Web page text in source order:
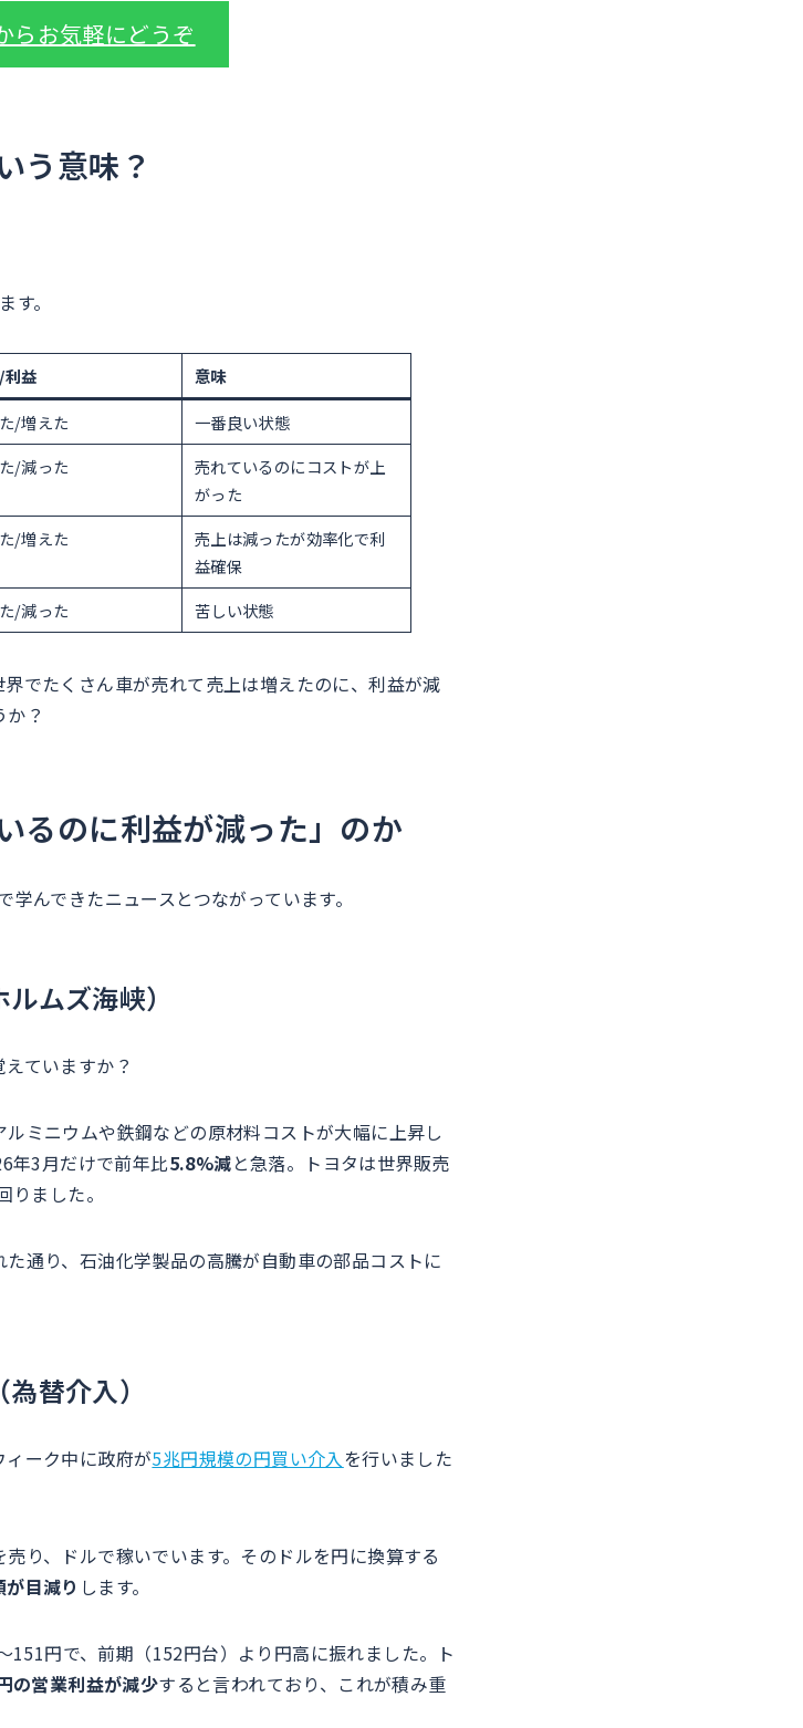
らお気軽にどうぞ
う意味？
。
益
意味
/増えた
一番良い状態
/減った
売れているのにコストが上
がった
/増えた
売上は減ったが効率化で利
益確保
/減った 苦しい状態
界でたくさん車が売れて売上は増えたのに、利益が減
？
るのに利益が減った」のか
んできたニュースとつながっています。
ムズ海峡）
えていますか？
ミニウムや鉄鋼などの原材料コストが大幅に上昇し
年3月だけで前年比5.8%減と急落。トヨタは世界販売
ました。
た通り、石油化学製品の高騰が自動車の部品コストに
替介入）
ーク中に政府が5兆円規模の円買い介入 を行いました
り、ドルで稼いでいます。そのドルを円に換算する
目減り します。
円で、前期（152円台）より円高に振れました。ト
の営業利益が減少すると言われており、これが積み重